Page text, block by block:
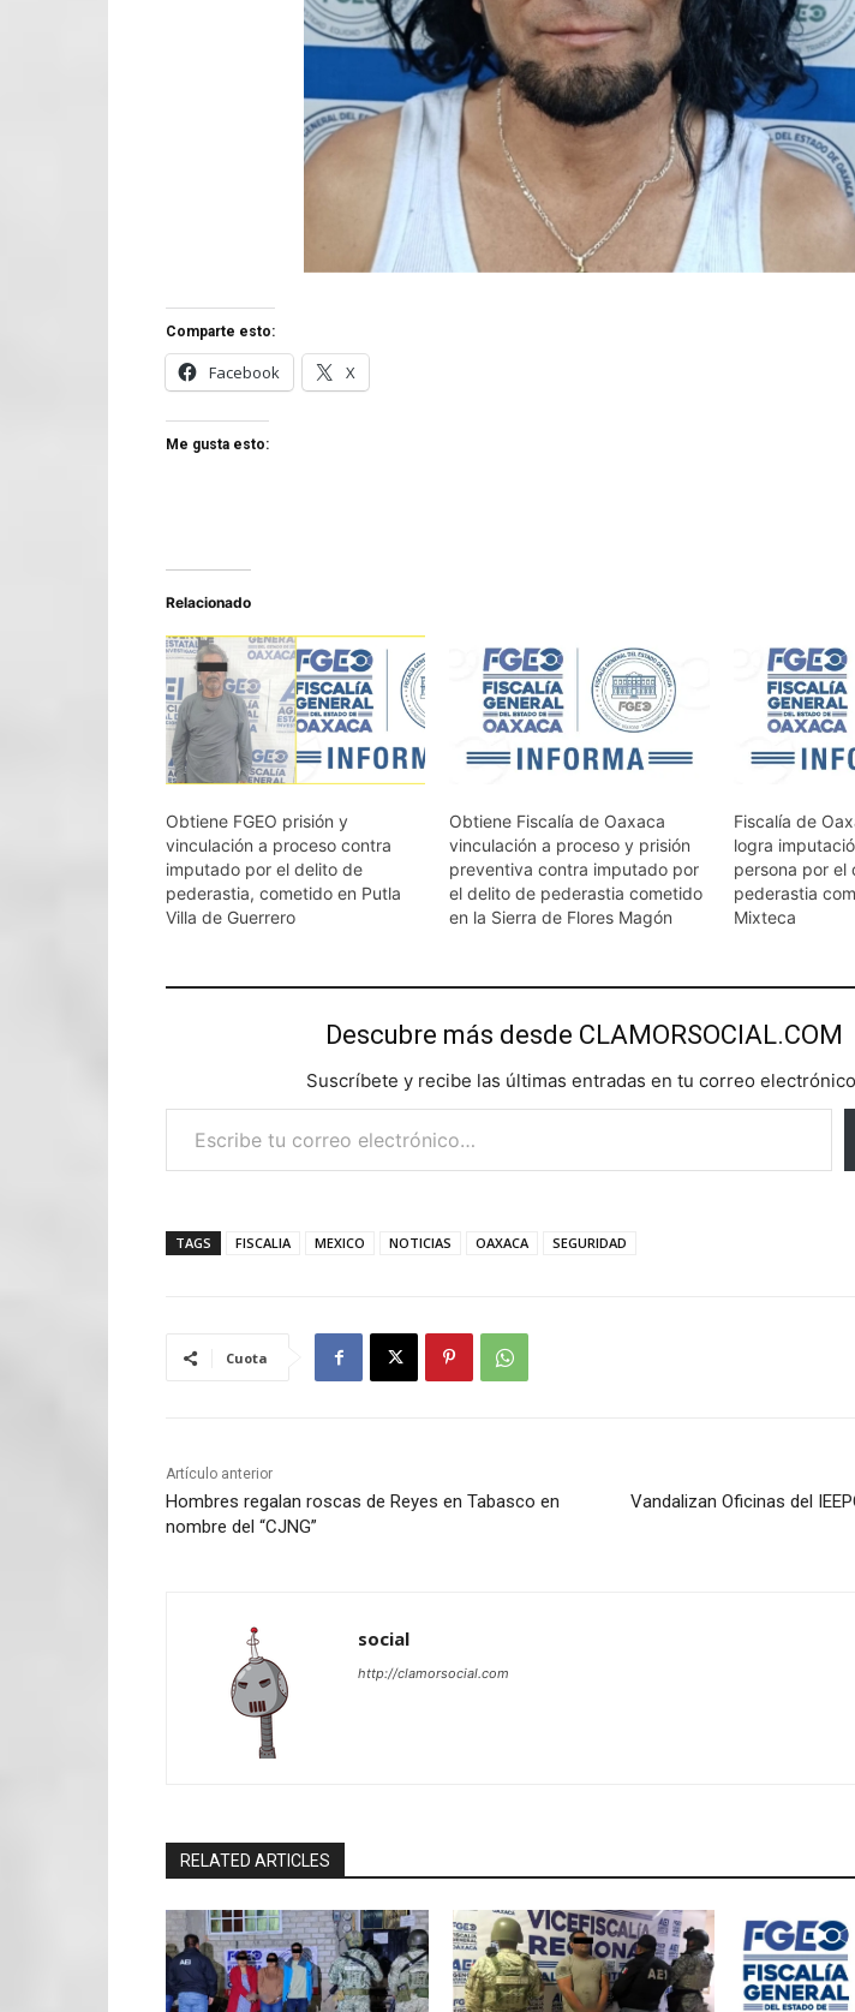
Comparte esto:
Facebook X
Me gusta esto:
Relacionado
Obtiene FGEO prisión y
vinculación a proceso contra
imputado por el delito de
pederastia, cometido en Putla
Villa de Guerrero
Obtiene Fiscalía de Oaxaca
vinculación a proceso y prisión
preventiva contra imputado por
el delito de pederastia cometido
en la Sierra de Flores Magón
Fiscalía de
logra
persona por el
pederastia
Mixteca
Descubre más desde CLAMORSOCIAL.COM
Suscríbete y recibe las últimas entradas en tu correo
Escribe tu correo electrónico…
TAGS FISCALIA MEXICO NOTICIAS OAXACA SEGURIDAD
Cuota
Artículo anterior
Hombres regalan roscas de Reyes en Tabasco en
nombre del “CJNG”
Vandalizan Oficinas del
social
http://clamorsocial.com
RELATED ARTICLES